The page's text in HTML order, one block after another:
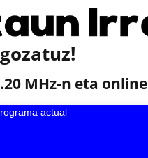
MHz-n eta online